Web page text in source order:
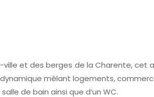
et des berges de la Charente, cet
mêlant logements,
de bain ainsi que d’un WC.